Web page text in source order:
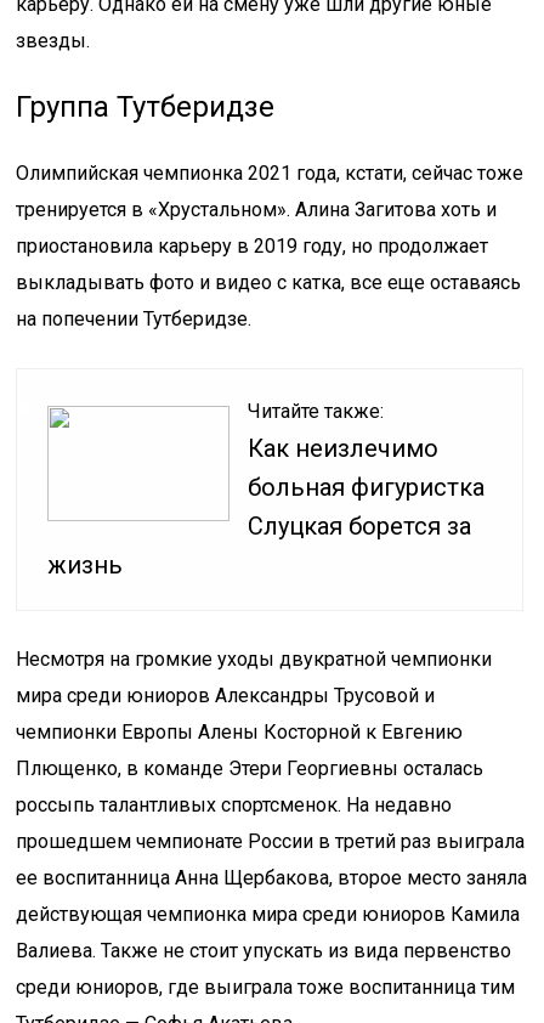
звезды.
Группа Тутберидзе
Олимпийская чемпионка 2021 года, кстати, сейчас тоже
тренируется в «Хрустальном». Алина Загитова хоть и
приостановила карьеру в 2019 году, но продолжает
выкладывать фото и видео с катка, все еще оставаясь
на попечении Тутберидзе.
Читайте также:
Как неизлечимо
больная фигуристка
Слуцкая борется за
жизнь
Несмотря на громкие уходы двукратной чемпионки
мира среди юниоров Александры Трусовой и
чемпионки Европы Алены Косторной к Евгению
Плющенко, в команде Этери Георгиевны осталась
россыпь талантливых спортсменок. На недавно
прошедшем чемпионате России в третий раз выиграла
ее воспитанница Анна Щербакова, второе место заняла
действующая чемпионка мира среди юниоров Камила
Валиева. Также не стоит упускать из вида первенство
среди юниоров, где выиграла тоже воспитанница тим